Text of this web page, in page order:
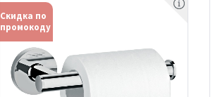
Скидка по
промокоду